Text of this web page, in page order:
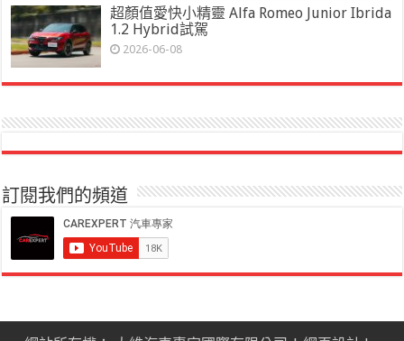
超顏值愛快小精靈 Alfa Romeo Junior Ibrida
1.2 Hybrid試駕
2026-06-08
訂閱我們的頻道